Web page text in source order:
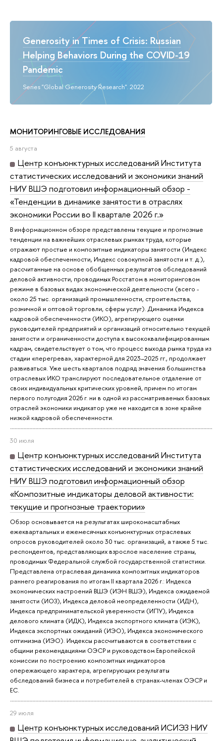
Generosity in Times of Crisis: Russian
Helping Behaviors During the COVID-19
Pandemic
Series "Global Generosity Research". 2022
МОНИТОРИНГОВЫЕ ИССЛЕДОВАНИЯ
5 августа
Центр конъюнктурных исследований Института
статистических исследований и экономики знаний
НИУ ВШЭ подготовил информационный обзор -
«Тенденции в динамике занятости в отраслях
экономики России во II квартале 2026 г.»
В информационном обзоре представлены текущие и прогнозные
тенденции на важнейших отраслевых рынках труда, которые
отражают простые и композитные индикаторы занятости (Индекс
кадровой обеспеченности, Индекс совокупной занятости и т. д.),
рассчитанные на основе обобщенных результатов обследований
деловой активности, проводимых Росстатом в мониторинговом
режиме в базовых видах экономической деятельности (всего -
около 25 тыс. организаций промышленности, строительства,
розничной и оптовой торговли, сферы услуг). Динамика Индекса
кадровой обеспеченности (ИКО), агрегирующего оценки
руководителей предприятий и организаций относительно текущей
занятости и ограниченности доступа к высококвалифицированным
кадрам, свидетельствует о том, что процесс выхода рынка труда из
стадии «перегрева», характерной для 2023–2025 гг., продолжает
развиваться. Уже шесть кварталов подряд значения большинства
отраслевых ИКО транслируют последовательное отдаление от
своих индивидуальных критических уровней, причем по итогам
первого полугодия 2026 г. ни в одной из рассматриваемых базовых
отраслей экономики индикатор уже не находится в зоне крайне
низкой кадровой обеспеченности.
30 июля
Центр конъюнктурных исследований Института
статистических исследований и экономики знаний
НИУ ВШЭ подготовил информационный обзор
«Композитные индикаторы деловой активности:
текущие и прогнозные траектории»
Обзор основывается на результатах широкомасштабных
ежеквартальных и ежемесячных конъюнктурных отраслевых
опросов руководителей около 30 тыс. организаций, а также 5 тыс.
респондентов, представляющих взрослое население страны,
проводимых Федеральной службой государственной статистики.
Представлена отраслевая динамика композитных индикаторов
раннего реагирования по итогам II квартала 2026 г.: Индекса
экономических настроений ВШЭ (ИЭН ВШЭ), Индекса ожидаемой
занятости (ИОЗ), Индекса деловой неопределенности (ИДН),
Индекса предпринимательской уверенности (ИПУ), Индекса
делового климата (ИДК), Индекса экспортного климата (ИЭК),
Индекса экспортных ожиданий (ИЭО), Индекса экономического
оптимизма (ИЭО). Индексы рассчитываются в соответствии с
общими рекомендациями ОЭСР и руководством Европейской
комиссии по построению композитных индикаторов
опережающего характера, агрегирующих результаты
обследований бизнеса и потребителей в странах-членах ОЭСР и
ЕС.
29 июля
Центр конъюнктурных исследований ИСИЭЗ НИУ